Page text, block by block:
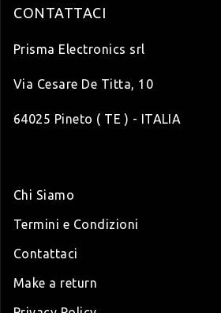
CONTATTACI
Prisma Electronics srl
Via Cesare De Titta, 10
64025 Pineto ( TE ) - ITALIA
Chi Siamo
Termini e Condizioni
Contattaci
Make a return